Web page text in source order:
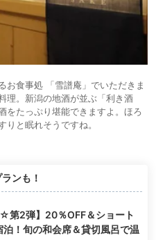
お食事処 「雪譜庵」でいただきま
理。新潟の地酒が並ぶ「利き酒
をたっぷり堪能できますよ。ほろ
と眠れそうですね。
ンも！
☆第2弾】20％OFF＆ショート
泊！旬の和会席＆貸切風呂で温